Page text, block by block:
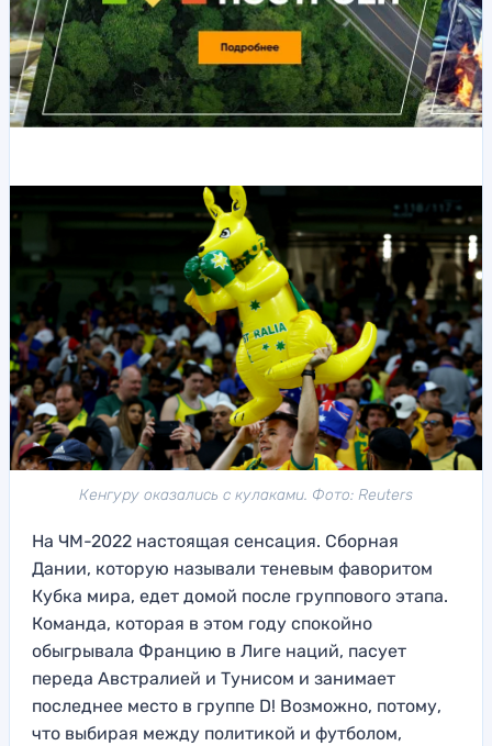
Кенгуру оказались с кулаками. Фото: Reuters
На ЧМ-2022 настоящая сенсация. Сборная
Дании, которую называли теневым фаворитом
Кубка мира, едет домой после группового этапа.
Команда, которая в этом году спокойно
обыгрывала Францию в Лиге наций, пасует
переда Австралией и Тунисом и занимает
последнее место в группе D! Возможно, потому,
что выбирая между политикой и футболом,